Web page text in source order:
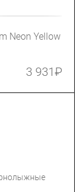
Neon Yellow
3 931₽